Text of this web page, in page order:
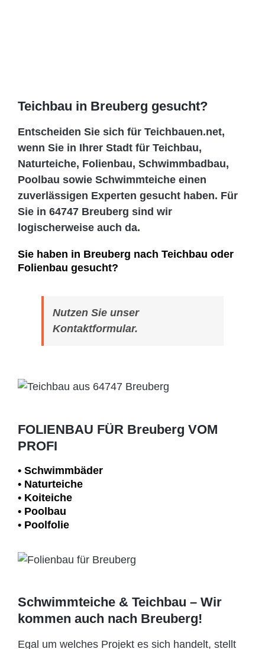
Teichbau in Breuberg gesucht?
Entscheiden Sie sich für Teichbauen.net,
wenn Sie in Ihrer Stadt für Teichbau,
Naturteiche, Folienbau, Schwimmbadbau,
Poolbau sowie Schwimmteiche einen
zuverlässigen Experten gesucht haben. Für
Sie in 64747 Breuberg sind wir
logischerweise auch da.
Sie haben in Breuberg nach Teichbau oder
Folienbau gesucht?
Nutzen Sie unser
Kontaktformular.
FOLIENBAU FÜR Breuberg VOM
PROFI
• Schwimm­bäder
• Naturteiche
• Koiteiche
• Poolbau
• Poolfolie
Schwimmteiche & Teichbau – Wir
kommen auch nach Breuberg!
Egal um welches Projekt es sich handelt, stellt